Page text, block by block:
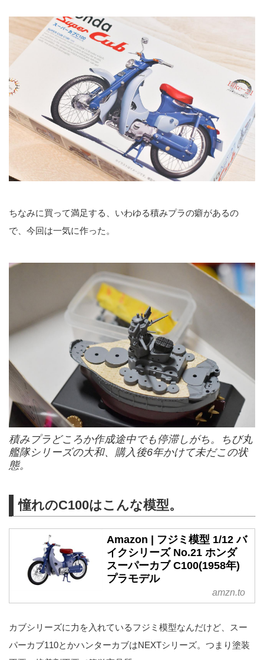
ちなみに買って満足する、いわゆる積みプラの癖があるの
で、今回は一気に作った。
積みプラどころか作成途中でも停滞しがち。ちび丸
艦隊シリーズの大和、購入後6年かけて未だこの状
態。
憧れのC100はこんな模型。
Amazon | フジミ模型 1/12 バ
イクシリーズ No.21 ホンダ
スーパーカブ C100(1958年)
プラモデル
amzn.to
カブシリーズに力を入れているフジミ模型なんだけど、スー
パーカブ110とかハンターカブはNEXTシリーズ。つまり塗装